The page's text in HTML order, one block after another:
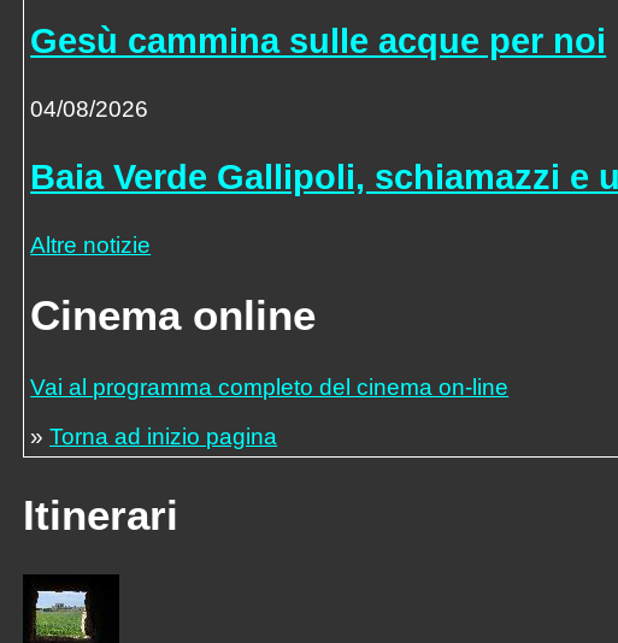
Gesù cammina sulle acque per noi
04/08/2026
Baia Verde Gallipoli, schiamazzi
Altre notizie
Cinema online
Vai al programma completo del cinema on-line
»Torna ad inizio pagina
Itinerari